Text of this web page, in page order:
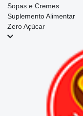
Sopas e Cremes
Suplemento Alimentar
Zero Açúcar